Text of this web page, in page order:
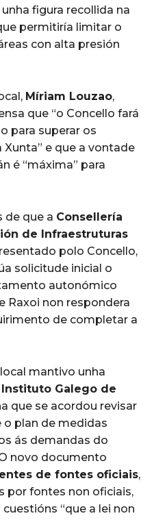
unha figura recollida na
permitiría limitar o
con alta presión
Míriam Louzao,
que “o Concello fará
para superar os
e que a vontade
é “máxima” para
de que a Consellería
de Infraestruturas
polo Concello,
solicitude inicial o
autonómico
Raxoi non respondera
de completar a
mantivo unha
Galego de
que se acordou revisar
plan de medidas
ás demandas do
novo documento
de fontes oficiais,
por fontes non oficiais,
“que a lei non